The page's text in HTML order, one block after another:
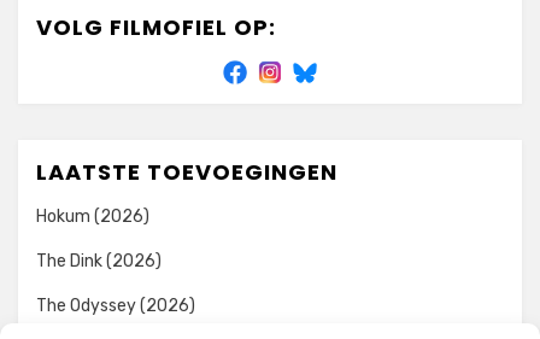
VOLG FILMOFIEL OP:
LAATSTE TOEVOEGINGEN
Hokum (2026)
The Dink (2026)
The Odyssey (2026)